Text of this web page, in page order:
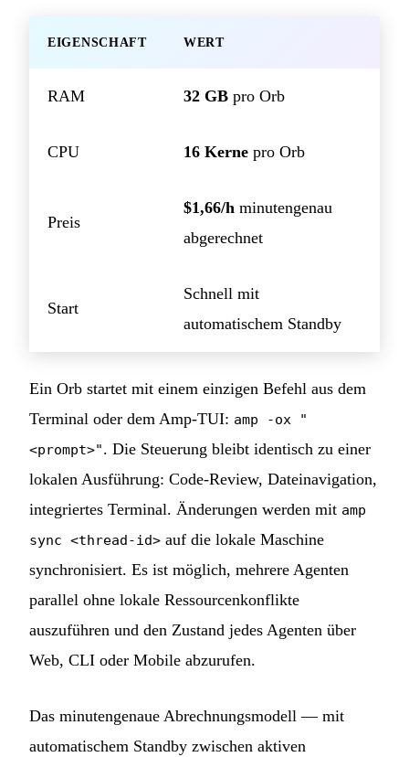
EIGENSCHAFT WERT
RAM 32 GB pro Orb
CPU 16 Kerne pro Orb
Preis
$1,66/h minutengenau
abgerechnet
Start
Schnell mit
automatischem Standby
Ein Orb startet mit einem einzigen Befehl aus dem
Terminal oder dem Amp-TUI: amp -ox "
<prompt>". Die Steuerung bleibt identisch zu einer
lokalen Ausführung: Code-Review, Dateinavigation,
integriertes Terminal. Änderungen werden mit amp
sync <thread-id> auf die lokale Maschine
synchronisiert. Es ist möglich, mehrere Agenten
parallel ohne lokale Ressourcenkonflikte
auszuführen und den Zustand jedes Agenten über
Web, CLI oder Mobile abzurufen.
Das minutengenaue Abrechnungsmodell — mit
automatischem Standby zwischen aktiven